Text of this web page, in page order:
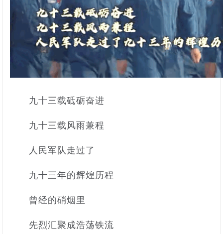
九十三载砥砺奋进
九十三载风雨兼程
人民军队走过了
九十三年的辉煌历程
曾经的硝烟里
先烈汇聚成浩荡铁流